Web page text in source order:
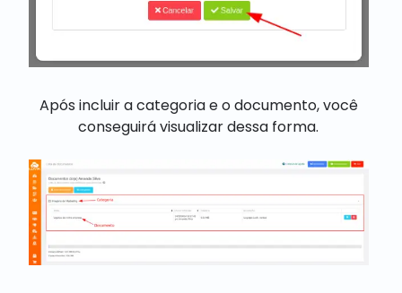
Após incluir a categoria e o documento, você
conseguirá visualizar dessa forma.